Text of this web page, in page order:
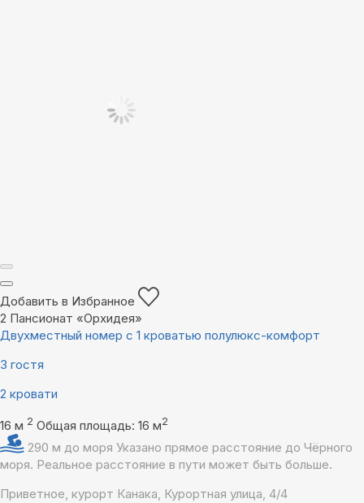
Добавить в Избранное
2 Пансионат «Орхидея»
Двухместный номер с 1 кроватью полулюкс-комфорт
3 гостя
2 кровати
16 м 2 Общая площадь: 16 м2
290 м до моря Указано прямое расстояние до Чёрного
моря. Реальное расстояние в пути может быть больше.
Приветное, курорт Канака, Курортная улица, 4/4